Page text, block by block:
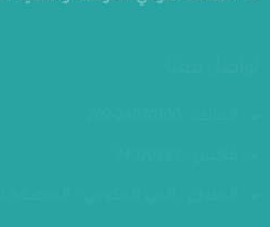
المعهد القومي للحوكمة والتنمية